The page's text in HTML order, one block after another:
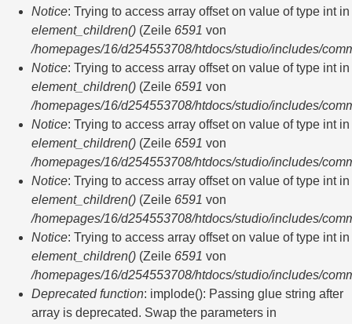
Notice: Trying to access array offset on value of type int in
element_children() (Zeile 6591 von
/homepages/16/d254553708/htdocs/studio/includes/
Notice: Trying to access array offset on value of type int in
element_children() (Zeile 6591 von
/homepages/16/d254553708/htdocs/studio/includes/
Notice: Trying to access array offset on value of type int in
element_children() (Zeile 6591 von
/homepages/16/d254553708/htdocs/studio/includes/
Notice: Trying to access array offset on value of type int in
element_children() (Zeile 6591 von
/homepages/16/d254553708/htdocs/studio/includes/
Notice: Trying to access array offset on value of type int in
element_children() (Zeile 6591 von
/homepages/16/d254553708/htdocs/studio/includes/
Deprecated function: implode(): Passing glue string after
array is deprecated. Swap the parameters in